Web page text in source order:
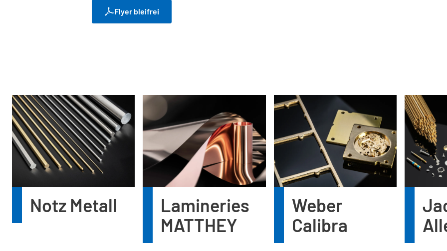
Flyer bleifrei
Notz Metall
Lamineries
MATTHEY
Weber
Calibra